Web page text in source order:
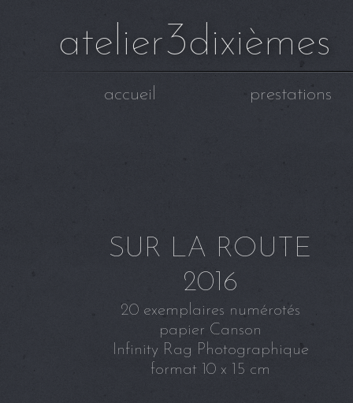
SUR LA ROUTE
2016
20 exemplaires numérotés
papier Canson
Infinity Rag Photographique
format 10 x 15 cm
prestations
accueil
atelier3dixièmes